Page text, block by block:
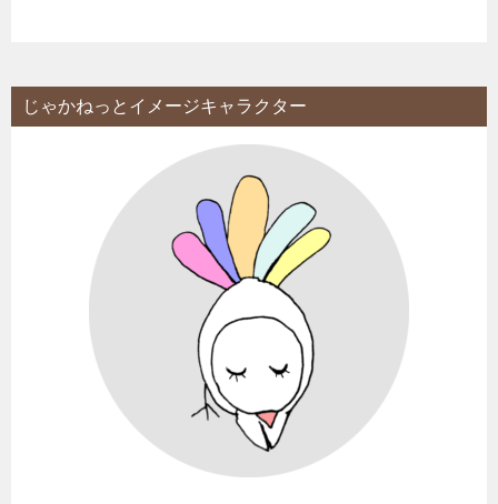
じゃかねっとイメージキャラクター